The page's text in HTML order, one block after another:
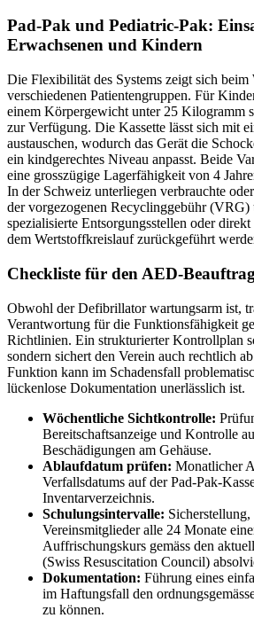
Pad-Pak und Pediatric-Pak:
Erwachsenen und Kindern
Die Flexibilität des Systems zeigt sich beim
verschiedenen Patientengruppen. Für
einem Körpergewicht unter 25 Kilogramm
zur Verfügung. Die Kassette lässt sich mit
austauschen, wodurch das Gerät die
ein kindgerechtes Niveau anpasst. Beide
eine grosszügige Lagerfähigkeit von 4
In der Schweiz unterliegen verbrauchte
der vorgezogenen Recyclinggebühr (VRG)
spezialisierte Entsorgungsstellen oder
dem Wertstoffkreislauf zurückgeführt
Checkliste für den AED-
Obwohl der Defibrillator wartungsarm ist,
Verantwortung für die Funktionsfähigkeit
Richtlinien. Ein strukturierter Kontrollplan
sondern sichert den Verein auch rechtlich
Funktion kann im Schadensfall
lückenlose Dokumentation unerlässlich ist.
Wöchentliche Sichtkontrolle:
Bereitschaftsanzeige und Kontrolle
Beschädigungen am Gehäuse.
Ablaufdatum prüfen: Monatlicher
Verfallsdatums auf der Pad-Pak-
Inventarverzeichnis.
Schulungsintervalle: Sicherstellung,
Vereinsmitglieder alle 24 Monate
Auffrischungskurs gemäss den
(Swiss Resuscitation Council)
Dokumentation: Führung eines
im Haftungsfall den
zu können.